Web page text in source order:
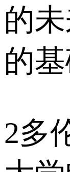
的
的基
2多